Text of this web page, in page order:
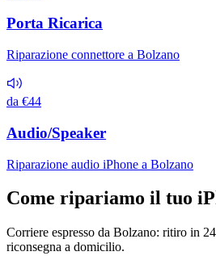
Porta Ricarica
Riparazione connettore a Bolzano
da €44
Audio/Speaker
Riparazione audio iPhone a Bolzano
Come ripariamo il tuo
Corriere espresso da Bolzano: ritiro in
riconsegna a domicilio.